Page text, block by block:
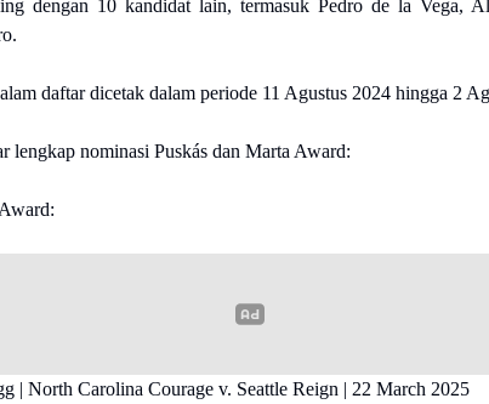
dengan 10 kandidat lain, termasuk Pedro de la Vega,
daftar dicetak dalam periode 11 Agustus 2024 hingga 2
lengkap nominasi Puskás dan Marta Award:
| North Carolina Courage v. Seattle Reign | 22 March 2025